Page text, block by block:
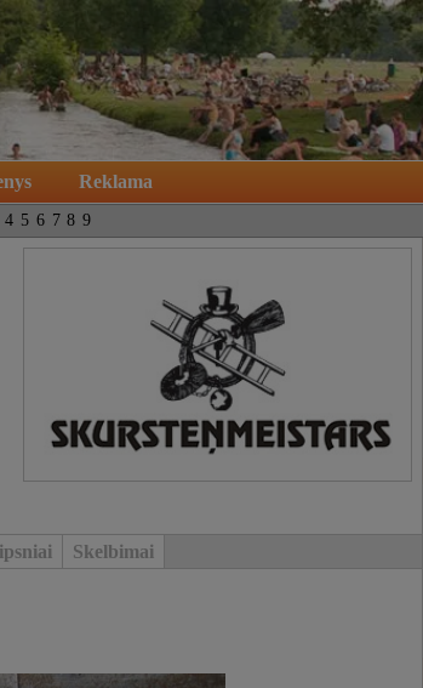
Reklama
4 5 6 7 8 9
Skelbimai